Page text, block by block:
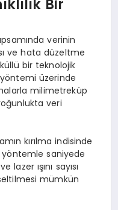
Bir
verinin
ve hata düzeltme
bir teknolojik
üzerinde
milimetreküp
veri
kırılma indisinde
yöntemle saniyede
ışını sayısı
mümkün